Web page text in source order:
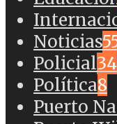
Noticias
Policial34
Política8
Puerto